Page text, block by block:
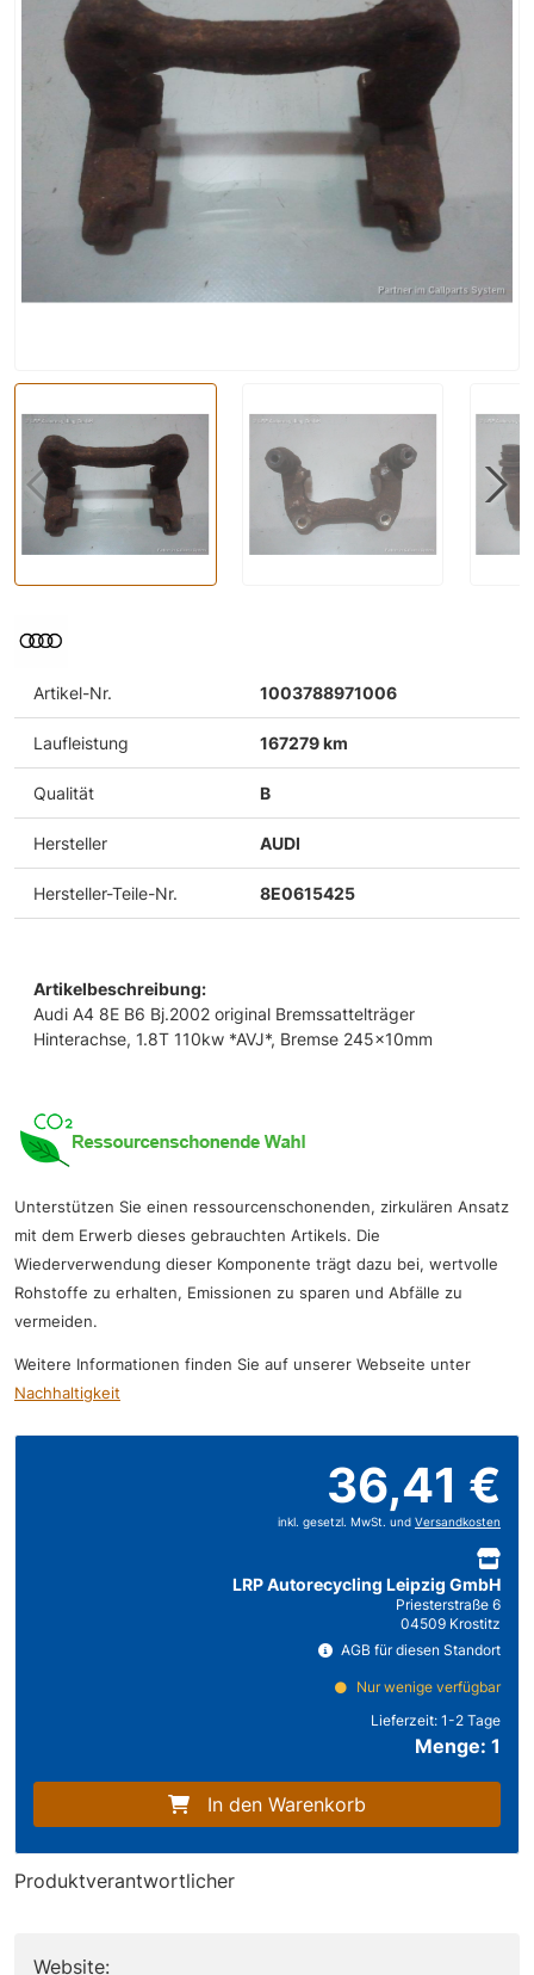
Artikel-Nr. 1003788971006
Laufleistung 167279 km
Qualität B
Hersteller AUDI
Hersteller-Teile-Nr. 8E0615425
Artikelbeschreibung:
Audi A4 8E B6 Bj.2002 original Bremssattelträger
Hinterachse, 1.8T 110kw *AVJ*, Bremse 245x10mm
Unterstützen Sie einen ressourcenschonenden, zirkulären Ansatz
mit dem Erwerb dieses gebrauchten Artikels. Die
Wiederverwendung dieser Komponente trägt dazu bei, wertvolle
Rohstoffe zu erhalten, Emissionen zu sparen und Abfälle zu
vermeiden.
Weitere Informationen finden Sie auf unserer Webseite unter
Nachhaltigkeit
36,41 €
inkl. gesetzl. MwSt. und Versandkosten
LRP Autorecycling Leipzig GmbH
Priesterstraße 6
04509 Krostitz
AGB für diesen Standort
Nur wenige verfügbar
Lieferzeit: 1-2 Tage
Menge: 1
In den Warenkorb
Produktverantwortlicher
Website: